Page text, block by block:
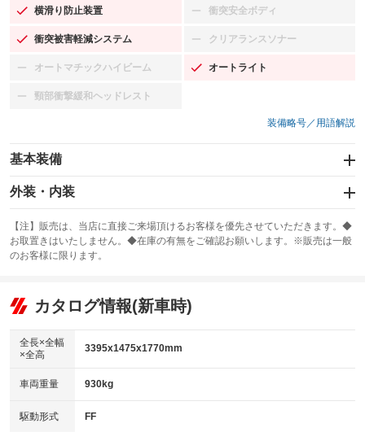
横滑り防止装置
：装備あり 衝突安全ボディ
：装備なし
衝突被害軽減システム
：装備あり クリアランスソナー
：装備なし
オートマチックハイビーム
：装備なし オートライト
：装備あり
頸部衝撃緩和ヘッドレスト
：装備なし
装備略号／用語解説
基本装備
エアバッグ：運転席/助手席/サイド
：装備あり
：装備あり
サンルーフ
：装備なし ABS
リフトアップ
：装備なし
：装備なし
パワーウィンドウ
アイドリングストップ
：装備あり
USB入力端子
：装備あり
外装・内装
カーナビ：メモリーナビ他
：装備あり
TV：フルセグ
：装備あり
ビジュアル：-／DVD再生
：装備あり
：装備なし
革シート
キーレス
HID(キセノンライト)
：装備あり
【注】販売は、当店に直接ご来場頂けるお客様を優先させていただきます。◆
お取置きはいたしません。◆在庫の有無をご確認お願いします。※販売は一般
のお客様に限ります。
カタログ情報(新車時)
全長×全幅
×全高
3395x1475x1770mm
車両重量 930kg
駆動形式 FF